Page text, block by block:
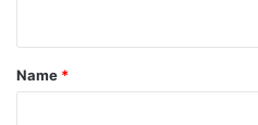
*
Name *